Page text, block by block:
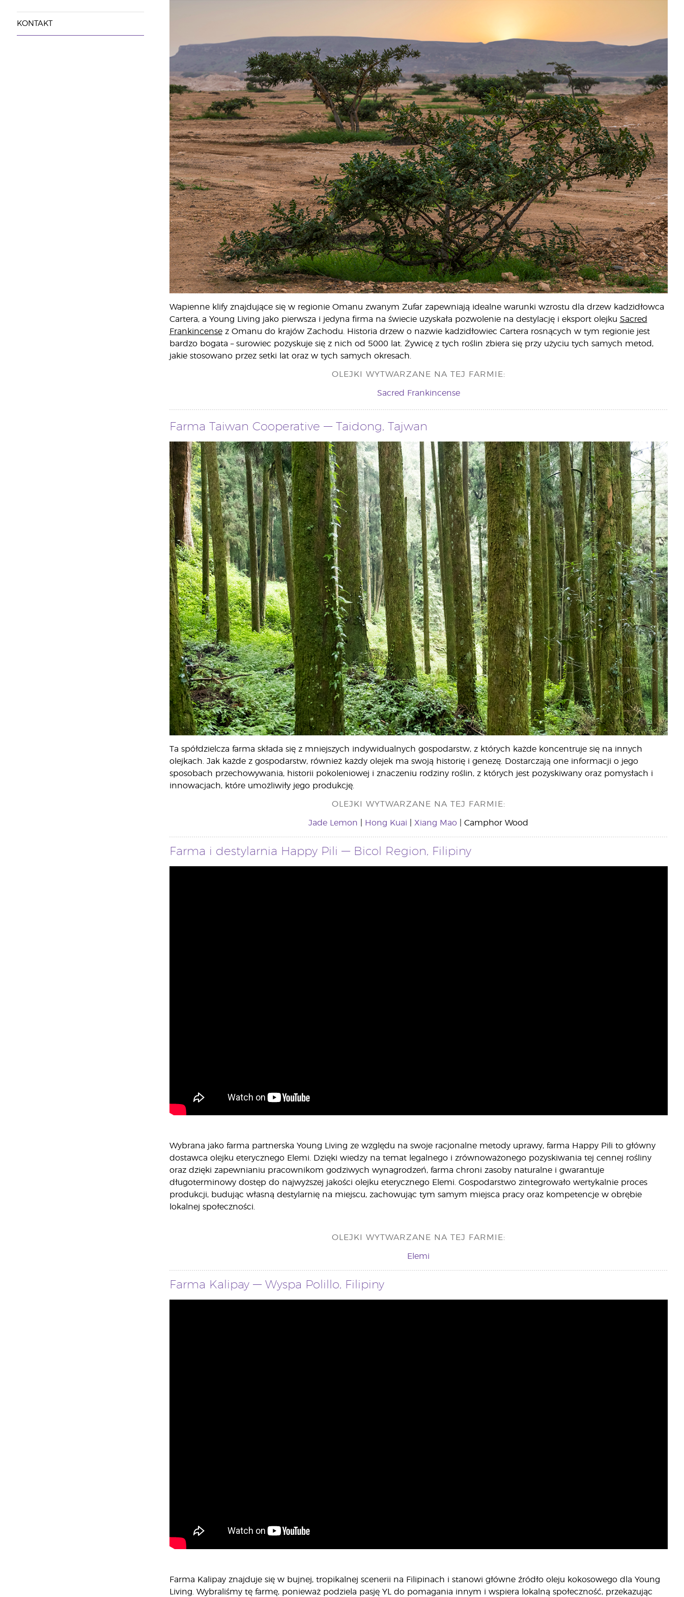
KONTAKT
Wapienne klify znajdujące się w regionie Omanu zwanym Zufar zapewniają idealne warunki wzrostu dla drzew kadzidłowca
Cartera, a Young Living jako pierwsza i jedyna firma na świecie uzyskała pozwolenie na destylację i eksport olejku Sacred
Frankincensez Omanu do krajów Zachodu. Historia drzew o nazwie kadzidłowiec Cartera rosnących w tym regionie jest
bardzo bogata – surowiec pozyskuje się z nich od 5000 lat. Żywicę z tych roślin zbiera się przy użyciu tych samych metod,
jakie stosowano przez setki lat oraz w tych samych okresach.
OLEJKI WYTWARZANE NA TEJ FARMIE:
Sacred Frankincense
Farma Taiwan Cooperative — Taidong, Tajwan
Ta spółdzielcza farma składa się z mniejszych indywidualnych gospodarstw, z których każde koncentruje się na innych
olejkach. Jak każde z gospodarstw, również każdy olejek ma swoją historię i genezę. Dostarczają one informacji o jego
sposobach przechowywania, historii pokoleniowej i znaczeniu rodziny roślin, z których jest pozyskiwany oraz pomysłach i
innowacjach, które umożliwiły jego produkcję.
OLEJKI WYTWARZANE NA TEJ FARMIE:
Jade Lemon Hong Kuai Xiang Mao | Camphor Wood
Farma i destylarnia Happy Pili — Bicol Region, Filipiny
Wybrana jako farma partnerska Young Living ze względu na swoje racjonalne metody uprawy, farma Happy Pili to główny
dostawca olejku eterycznego Elemi. Dzięki wiedzy na temat legalnego i zrównoważonego pozyskiwania tej cennej rośliny
oraz dzięki zapewnianiu pracownikom godziwych wynagrodzeń, farma chroni zasoby naturalne i gwarantuje
długoterminowy dostęp do najwyższej jakości olejku eterycznego Elemi. Gospodarstwo zintegrowało wertykalnie proces
produkcji, budując własną destylarnię na miejscu, zachowując tym samym miejsca pracy oraz kompetencje w obrębie
lokalnej społeczności.
OLEJKI WYTWARZANE NA TEJ FARMIE:
Elemi
Farma Kalipay — Wyspa Polillo, Filipiny
Farma Kalipay znajduje się w bujnej, tropikalnej scenerii na Filipinach i stanowi główne źródło oleju kokosowego dla Young
Living. Wybraliśmy tę farmę, ponieważ podziela pasję YL do pomagania innym i wspiera lokalną społeczność, przekazując